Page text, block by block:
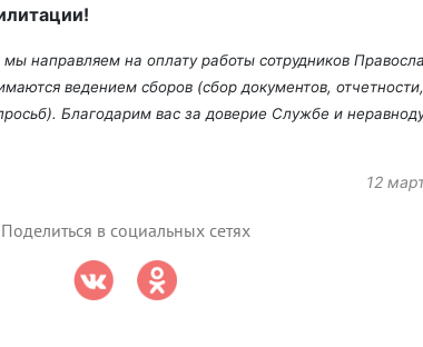
направляем на оплату работы сотрудников
ведением сборов (сбор документов, отчетности,
Благодарим вас за доверие Службе и
12
Поделиться в социальных сетях